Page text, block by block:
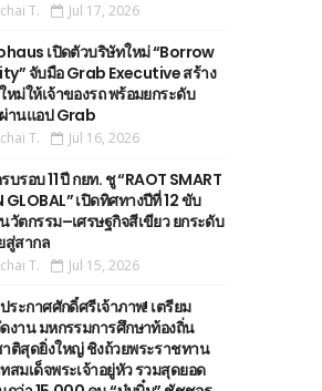
T. Jul 17, 2026
เปิดตัวบริษัทใหม่ “Borrow
จับมือ Grab Executive สร้าง
หม่ให้เจ้าของรถ พร้อมยกระดับ
านแอป Grab
T. Jul 16, 2026
บรอบ 11 ปี กยท. ชู “RAOT SMART
GLOBAL” เปิดทิศทางปีที่ 12 ขับ
วัตกรรม–เศรษฐกิจสีเขียว ยกระดับ
สู่สากล
T. Jul 15, 2026
ระกาศศักดิ์ศรีเจ้าภาพ! เตรียม
งาน มหกรรมการศึกษาท้องถิ่น
ติสุดยิ่งใหญ่ ชิงถ้วยพระราชทาน
สมเด็จพระเจ้าอยู่หัว รวมสุดยอด